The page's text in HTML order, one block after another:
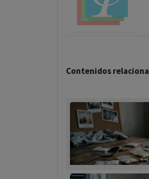
Contenidos